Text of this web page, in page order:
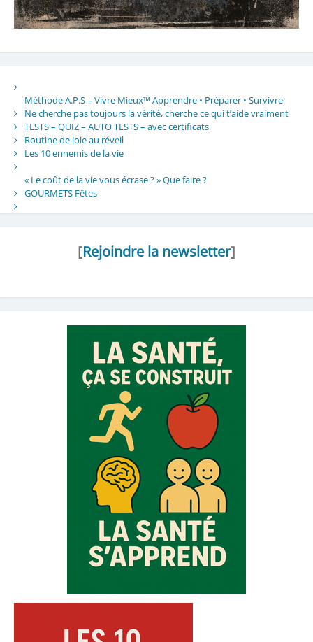
Méthode A.P.S – Vivre Mieux™ Apprendre • Préparer • Survivre
Ne cherche pas toujours la vérité, cherche ce qui t’aide vraiment
TESTS – QUIZ – AUTO TESTS – avec certificats
Routine de joie au réveil
Les 10 ennemis de la vie
« Le coût de la vie vous écrase ? » Que faire ?
GOURMETS Fêtes
[Rejoindre la newsletter]